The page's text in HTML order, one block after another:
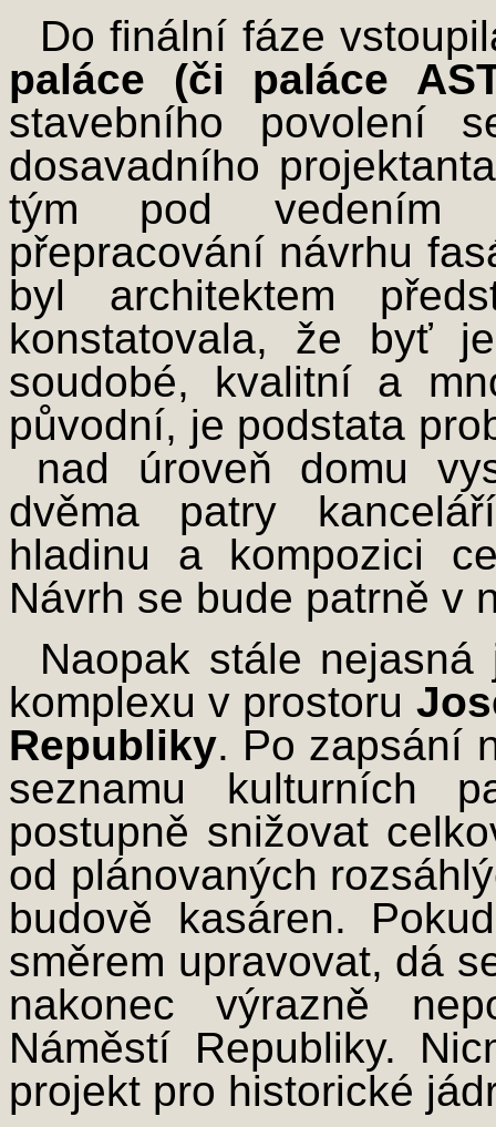
Do finální fáze
paláce (či paláce
stavebního povolení
dosavadního
tým pod vedením
přepracování návrhu
byl architektem
konstatovala, že byť
soudobé, kvalitní a
původní, je podstata
nad úroveň domu
dvěma patry
hladinu a kompozici
Návrh se bude patrně v
Naopak stále
komplexu v prostoru
Republiky. Po zapsání
seznamu kulturních
postupně snižovat
od plánovaných
budově kasáren.
směrem upravovat, dá
nakonec výrazně
Náměstí Republiky.
projekt pro historické